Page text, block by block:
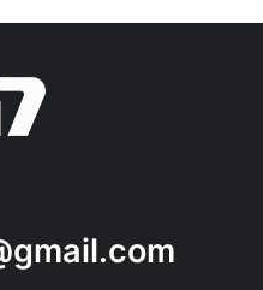
Comandante